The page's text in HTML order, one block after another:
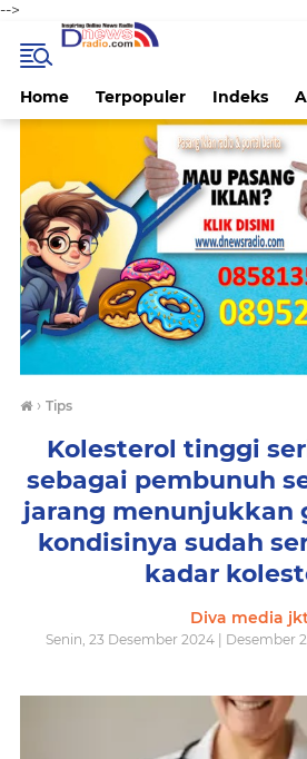
-->
Home Terpopuler Indeks
› Tips
Kolesterol tinggi
sebagai pembunuh
jarang menunjukkan
kondisinya sudah
kadar
Diva media
Senin, 23 Desember 2024 | Desember